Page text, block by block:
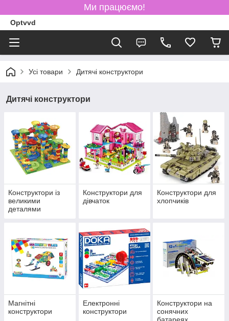
Ми працюємо!
Optvvd
Усі товари Дитячі конструктори
Дитячі конструктори
Конструктори із
великими
деталями
Конструктори для
дівчаток
Конструктори для
хлопчиків
Магнітні
конструктори
Електронні
конструктори
Конструктори на
сонячних